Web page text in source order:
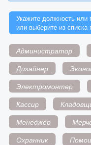
Укажите должность или
или выберите из
Администратор
Дизайнер
Электромонтер
Кассир
Менеджер
Охранник